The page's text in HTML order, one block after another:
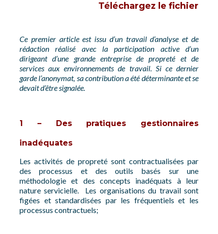
Téléchargez le fichier
Ce premier article est issu d’un travail d’analyse et de
rédaction réalisé avec la participation active d’un
dirigeant d’une grande entreprise de propreté et de
services aux environnements de travail. Si ce dernier
garde l’anonymat, sa contribution a été déterminante et se
devait d’être signalée.
1 – Des pratiques gestionnaires
inadéquates
Les activités de propreté sont contractualisées par
des processus et des outils basés sur une
méthodologie et des concepts inadéquats à leur
nature servicielle. Les organisations du travail sont
figées et standardisées par les fréquentiels et les
processus contractuels;